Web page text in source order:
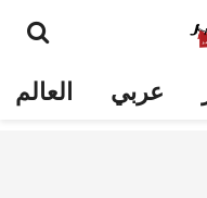
عربي العالم